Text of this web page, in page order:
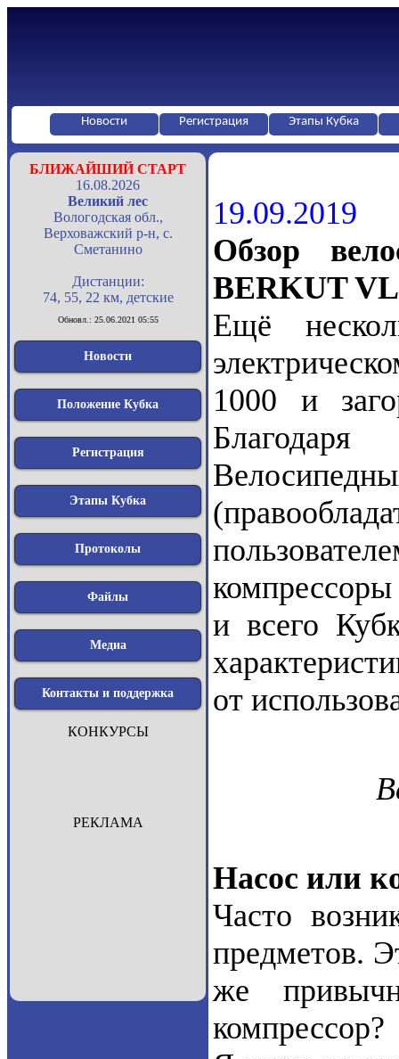
Новости Регистрация Этапы Кубка
БЛИЖАЙШИЙ СТАРТ
16.08.2026
Великий лес
Вологодская обл.,
Верховажский р-н, с.
Сметанино
Дистанции:
74, 55, 22 км, детские
Обновл.: 25.06.2021 05:55
Новости
Положение Кубка
Регистрация
Этапы Кубка
Протоколы
Файлы
Медиа
Контакты и поддержка
КОНКУРСЫ
РЕКЛАМА
19.09.2019
Обзор
BERKUT
Ещё
1000 и
и всего
от
Насос или
Часто
предметов.
же
компрессор?